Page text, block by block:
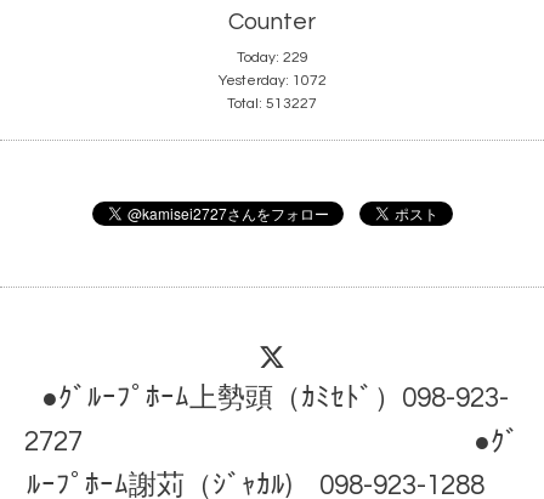
Counter
Today: 229
Yesterday: 1072
Total: 513227
●ｸﾞﾙｰﾌﾟﾎｰﾑ上勢頭（ｶﾐｾﾄﾞ）098-923-
2727 ●ｸﾞ
ﾙｰﾌﾟﾎｰﾑ謝苅（ｼﾞｬｶﾙ) 098-923-1288